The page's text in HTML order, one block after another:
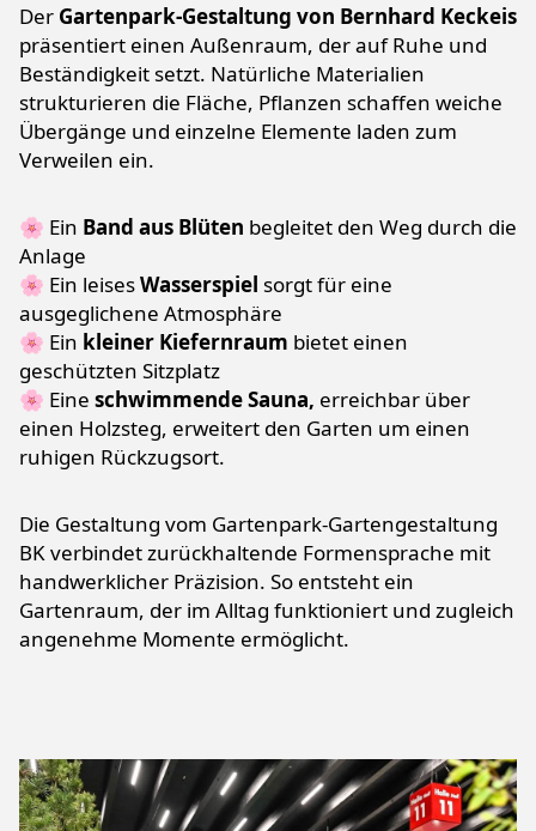
Der Gartenpark-Gestaltung von Bernhard Keckeis
präsentiert einen Außenraum, der auf Ruhe und
Beständigkeit setzt. Natürliche Materialien
strukturieren die Fläche, Pflanzen schaffen weiche
Übergänge und einzelne Elemente laden zum
Verweilen ein.
🌸 Ein Band aus Blüten begleitet den Weg durch die
Anlage
🌸 Ein leisesWasserspiel sorgt für eine
ausgeglichene Atmosphäre
🌸 Ein kleiner Kiefernraum bietet einen
geschützten Sitzplatz
🌸 Eine schwimmende Sauna, erreichbar über
einen Holzsteg, erweitert den Garten um einen
ruhigen Rückzugsort.
Die Gestaltung vom Gartenpark-Gartengestaltung
BK verbindet zurückhaltende Formensprache mit
handwerklicher Präzision. So entsteht ein
Gartenraum, der im Alltag funktioniert und zugleich
angenehme Momente ermöglicht.